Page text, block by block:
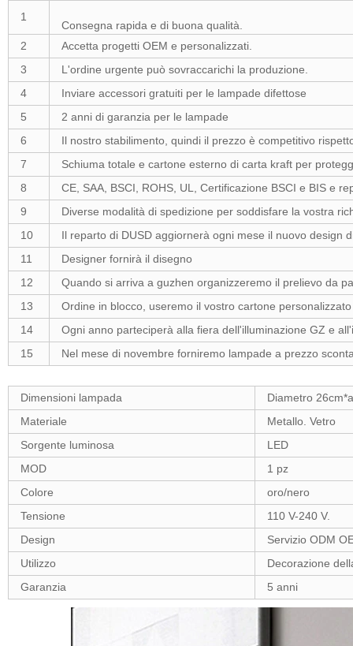
1
Consegna rapida e di buona qualità.
2
Accetta progetti OEM e personalizzati.
3
L'ordine urgente può sovraccarichi la produzione.
4
Inviare accessori gratuiti per le lampade difettose
5
2 anni di garanzia per le lampade
6
Il nostro stabilimento, quindi il prezzo è competitivo
7
Schiuma totale e cartone esterno di carta kraft per
8
CE, SAA, BSCI, ROHS, UL, Certificazione BSCI e BIS e
9
Diverse modalità di spedizione per soddisfare la vostra
10
Il reparto di DUSD aggiornerà ogni mese il nuovo design
11
Designer fornirà il disegno
12
Quando si arriva a guzhen organizzeremo il prelievo da
13
Ordine in blocco, useremo il vostro cartone personalizzato
14
Ogni anno parteciperà alla fiera dell'illuminazione GZ e
15
Nel mese di novembre forniremo lampade a prezzo
Dimensioni lampada
Diametro
Materiale
Metallo. Vetro
Sorgente luminosa
LED
MOD
1 pz
Colore
oro/nero
Tensione
110 V-240 V.
Design
Servizio ODM
Utilizzo
Decorazione
Garanzia
5 anni